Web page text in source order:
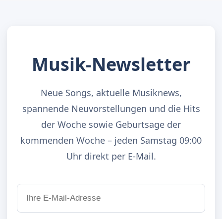
Musik-Newsletter
Neue Songs, aktuelle Musiknews,
spannende Neuvorstellungen und die Hits
der Woche sowie Geburtsage der
kommenden Woche – jeden Samstag 09:00
Uhr direkt per E-Mail.